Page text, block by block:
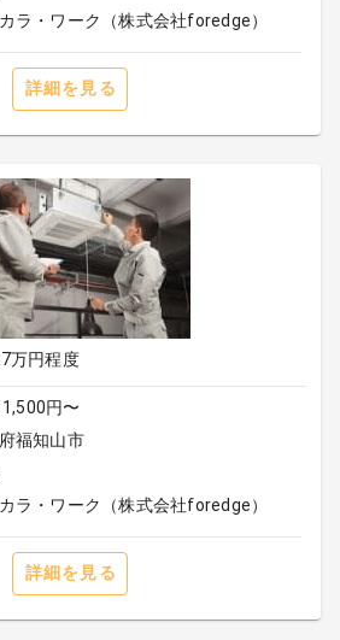
ラ・ワーク（株式会社foredge）
詳細を見る
万円程度
円〜
福知山市
ラ・ワーク（株式会社foredge）
詳細を見る